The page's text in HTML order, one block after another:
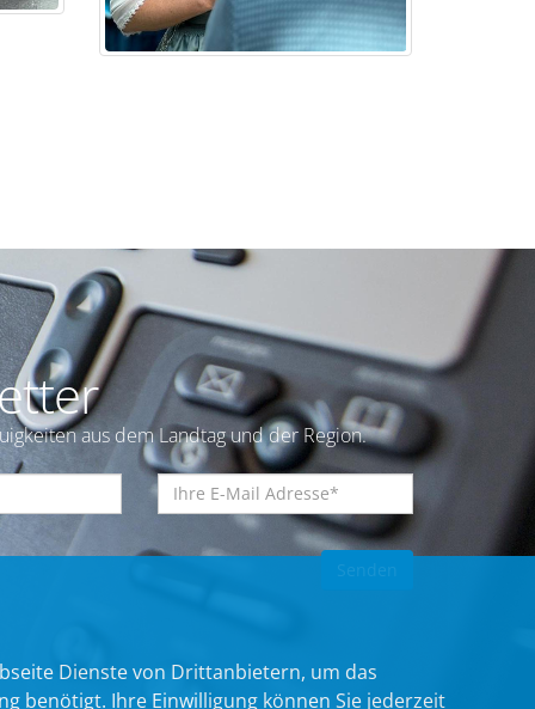
aus dem Landtag und der Region.
Dienste von Drittanbietern, um das
benötigt. Ihre Einwilligung können Sie jederzeit